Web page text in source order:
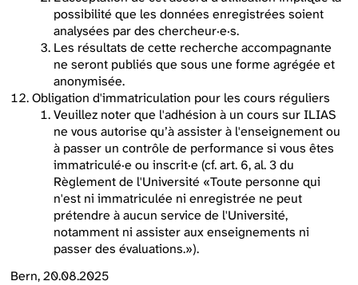
possibilité que les données enregistrées soient
analysées par des chercheur·e·s.
Les résultats de cette recherche accompagnante
ne seront publiés que sous une forme agrégée et
anonymisée.
Obligation d'immatriculation pour les cours réguliers
Veuillez noter que l'adhésion à un cours sur ILIAS
ne vous autorise qu’à assister à l'enseignement ou
à passer un contrôle de performance si vous êtes
immatriculé·e ou inscrit·e (cf. art. 6, al. 3 du
Règlement de l'Université «Toute personne qui
n'est ni immatriculée ni enregistrée ne peut
prétendre à aucun service de l'Université,
notamment ni assister aux enseignements ni
passer des évaluations.»).
Bern, 20.08.2025